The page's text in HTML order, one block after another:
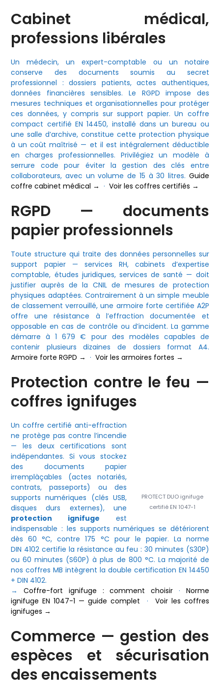
Cabinet médical,
professions libérales
Un médecin, un expert-comptable ou un notaire
conserve des documents soumis au secret
professionnel : dossiers patients, actes authentiques,
données financières sensibles. Le RGPD impose des
mesures techniques et organisationnelles pour protéger
ces données, y compris sur support papier. Un coffre
compact certifié EN 14450, installé dans un bureau ou
une salle d’archive, constitue cette protection physique
à un coût maîtrisé — et il est intégralement déductible
en charges professionnelles. Privilégiez un modèle à
serrure code pour éviter la gestion des clés entre
collaborateurs, avec un volume de 15 à 30 litres. Guide
coffre cabinet médical → ·Voir les coffres certifiés →
RGPD — documents
papier professionnels
Toute structure qui traite des données personnelles sur
support papier — services RH, cabinets d’expertise
comptable, études juridiques, services de santé — doit
justifier auprès de la CNIL de mesures de protection
physiques adaptées. Contrairement à un simple meuble
de classement verrouillé, une armoire forte certifiée A2P
offre une résistance à l’effraction documentée et
opposable en cas de contrôle ou d’incident. La gamme
démarre à 1 679 € pour des modèles capables de
contenir plusieurs dizaines de dossiers format A4.
Armoire forte RGPD → ·Voir les armoires fortes →
Protection contre le feu —
coffres ignifuges
PROTECT DUO ignifuge
certifié EN 1047-1
Un coffre certifié anti-effraction
ne protège pas contre l’incendie
— les deux certifications sont
indépendantes. Si vous stockez
des documents papier
irremplàçables (actes notariés,
contrats, passeports) ou des
supports numériques (clés USB,
disques durs externes), une
protection ignifuge est
indispensable : les supports numériques se détériorent
dès 60 °C, contre 175 °C pour le papier. La norme
DIN 4102 certifie la résistance au feu : 30 minutes (S30P)
ou 60 minutes (S60P) à plus de 800 °C. La majorité de
nos coffres MB intègrent la double certification EN 14450
+ DIN 4102.
→Coffre-fort ignifuge : comment choisir · Norme
ignifuge EN 1047-1 — guide complet · Voir les coffres
ignifuges →
Commerce — gestion des
espèces et sécurisation
des encaissements